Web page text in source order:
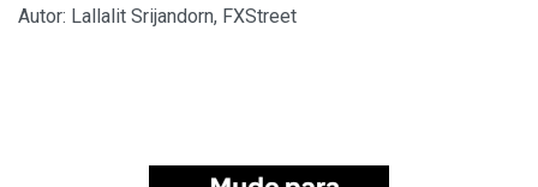
Autor: Lallalit Srijandorn, FXStreet